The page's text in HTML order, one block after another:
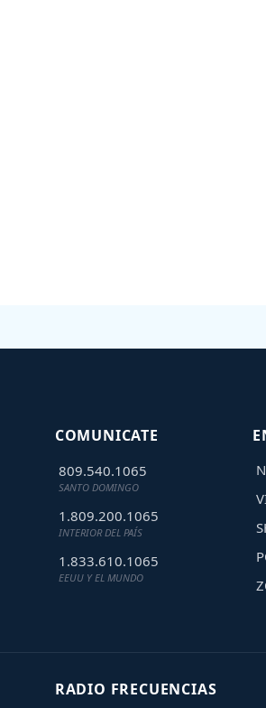
COMUNICATE
809.540.1065
SANTO DOMINGO
1.809.200.1065
INTERIOR DEL PAÍS
1.833.610.1065
EEUU Y EL MUNDO
RADIO FRECUENCIAS